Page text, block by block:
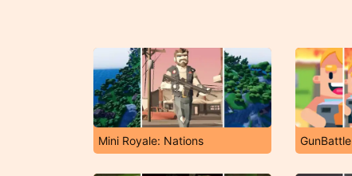
Mini Royale: Nations GunBattle